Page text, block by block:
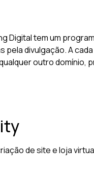
Digital tem um
divulgação. A
outro domínio,
de site e loja